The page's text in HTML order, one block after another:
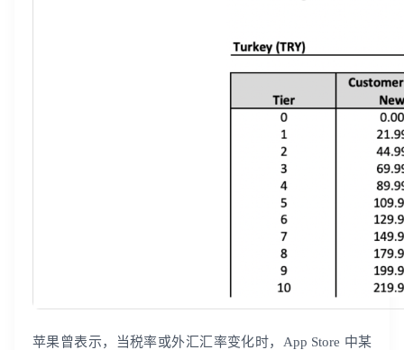
苹果曾表示，当税率或外汇汇率变化时，App Store 中某